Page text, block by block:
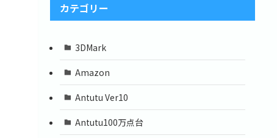
カテゴリー
3DMark
Amazon
Antutu Ver10
Antutu100万点台